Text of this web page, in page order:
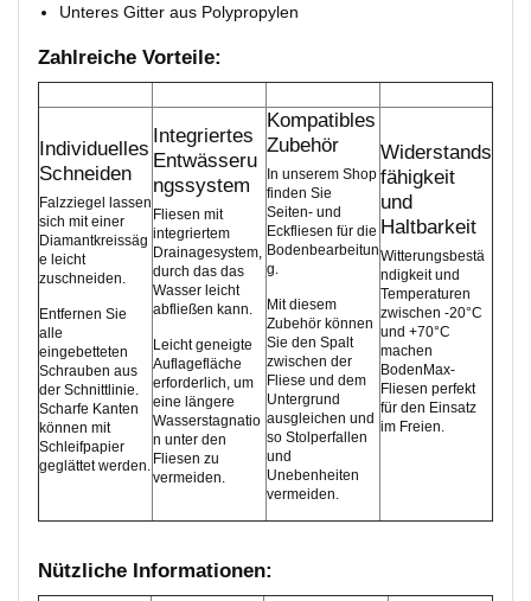
Unteres Gitter aus Polypropylen
Zahlreiche Vorteile:
Individuelles
Schneiden
Falzziegel lassen
sich mit einer
Diamantkreissäg
e leicht
zuschneiden.
Entfernen Sie
alle
eingebetteten
Schrauben aus
der Schnittlinie.
Scharfe Kanten
können mit
Schleifpapier
geglättet werden.
Integriertes
Entwässeru
ngssystem
Fliesen mit
integriertem
Drainagesystem,
durch das das
Wasser leicht
abfließen kann.
Leicht geneigte
Auflagefläche
erforderlich, um
eine längere
Wasserstagnatio
n unter den
Fliesen zu
vermeiden.
Kompatibles
Zubehör
In unserem Shop
finden Sie
Seiten- und
Eckfliesen für die
Bodenbearbeitun
g.
Mit diesem
Zubehör können
Sie den Spalt
zwischen der
Fliese und dem
Untergrund
ausgleichen und
so Stolperfallen
und
Unebenheiten
vermeiden.
Widerstands
fähigkeit
und
Haltbarkeit
Witterungsbestä
ndigkeit und
Temperaturen
zwischen -20°C
und +70°C
machen
BodenMax-
Fliesen perfekt
für den Einsatz
im Freien.
Nützliche Informationen: